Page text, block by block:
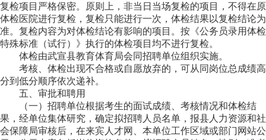
复检项目严格保密。原则上，非当日当场复检的项目，不得在原
体检医院进行复检，复检只能进行一次，体检结果以复检结论为
准。复检内容为对体检结论有影响的项目。按《公务员录用体检
特殊标准（试行）》执行的体检项目均不进行复检。
体检由武宣县教育体育局会同招聘单位组织实施。
考核、体检出现不合格或自愿放弃的，可从同岗位总成绩高
分到低分顺序依次递补。
五 、审批和聘用
（一）招聘单位根据考生的面试成绩、考核情况和体检结
果，经单位集体研究，确定拟招聘人员名单，报县人力资源和社
会保障局审核后，在来宾人才网、本单位工作区域或部门网站公